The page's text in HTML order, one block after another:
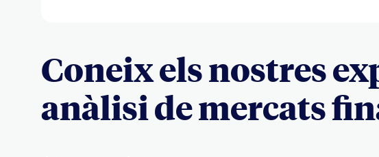
Coneix els nostres
anàlisi de mercats